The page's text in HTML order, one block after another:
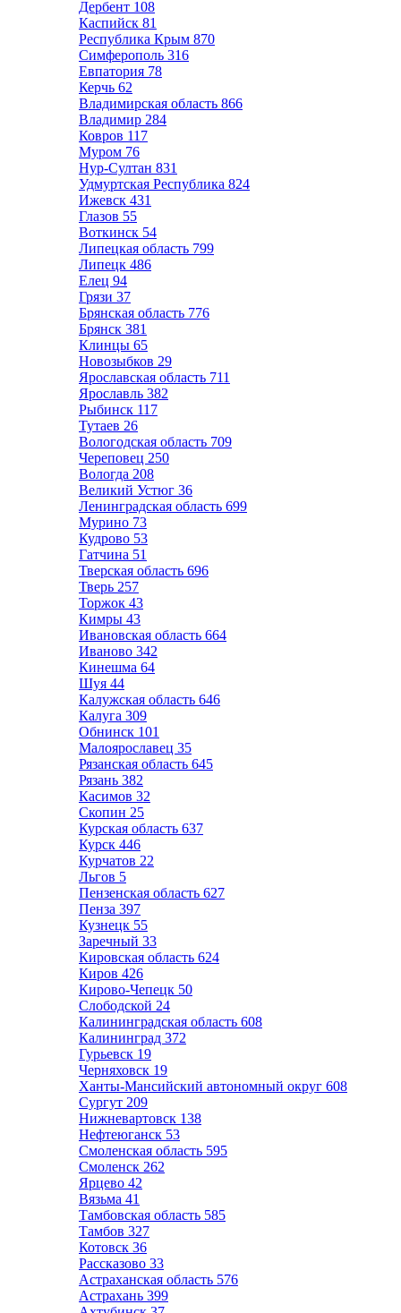
Дербент 108
Каспийск 81
Республика Крым 870
Симферополь 316
Евпатория 78
Керчь 62
Владимирская область 866
Владимир 284
Ковров 117
Муром 76
Нур-Султан 831
Удмуртская Республика 824
Ижевск 431
Глазов 55
Воткинск 54
Липецкая область 799
Липецк 486
Елец 94
Грязи 37
Брянская область 776
Брянск 381
Клинцы 65
Новозыбков 29
Ярославская область 711
Ярославль 382
Рыбинск 117
Тутаев 26
Вологодская область 709
Череповец 250
Вологда 208
Великий Устюг 36
Ленинградская область 699
Мурино 73
Кудрово 53
Гатчина 51
Тверская область 696
Тверь 257
Торжок 43
Кимры 43
Ивановская область 664
Иваново 342
Кинешма 64
Шуя 44
Калужская область 646
Калуга 309
Обнинск 101
Малоярославец 35
Рязанская область 645
Рязань 382
Касимов 32
Скопин 25
Курская область 637
Курск 446
Курчатов 22
Льгов 5
Пензенская область 627
Пенза 397
Кузнецк 55
Заречный 33
Кировская область 624
Киров 426
Кирово-Чепецк 50
Слободской 24
Калининградская область 608
Калининград 372
Гурьевск 19
Черняховск 19
Ханты-Мансийский автономный округ 608
Сургут 209
Нижневартовск 138
Нефтеюганск 53
Смоленская область 595
Смоленск 262
Ярцево 42
Вязьма 41
Тамбовская область 585
Тамбов 327
Котовск 36
Рассказово 33
Астраханская область 576
Астрахань 399